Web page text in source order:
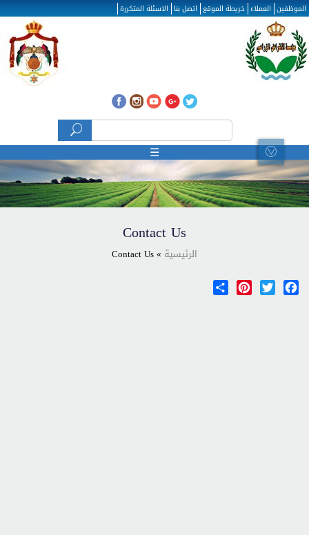
تجاوز إلى المحتوى الرئيسي
الموظفين العملاء خريطة الموقع اتصل بنا الاسئلة المتكررة
☰
Contact Us
الرئيسية » Contact Us
Facebook
Twitter
Pinterest